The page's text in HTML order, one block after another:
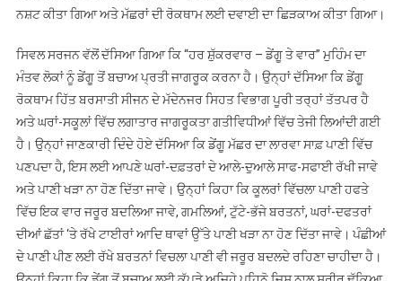
ਨਸ਼ਟ ਕੀਤਾ ਗਿਆ ਅਤੇ ਮੱਛਰਾਂ ਦੀ ਰੋਕਥਾਮ ਲਈ ਦਵਾਈ ਦਾ ਛਿੜਕਾਅ ਕੀਤਾ ਗਿਆ।
ਸਿਵਲ ਸਰਜਨ ਵੱਲੋਂ ਦੱਸਿਆ ਗਿਆ ਕਿ “ਹਰ ਸ਼ੁੱਕਰਵਾਰ – ਡੇਂਗੂ ਤੇ ਵਾਰ” ਮੁਹਿੰਮ ਦਾ
ਮੰਤਵ ਲੋਕਾਂ ਨੂੰ ਡੇਂਗੂ ਤੋਂ ਬਚਾਅ ਪ੍ਰਤੀ ਜਾਗਰੂਕ ਕਰਨਾ ਹੈ। ਉਨ੍ਹਾਂ ਦੱਸਿਆ ਕਿ ਡੇਂਗੂ
ਰੋਕਥਾਮ ਹਿੱਤ ਬਰਸਾਤੀ ਸੀਜਨ ਦੇ ਮੱਦੇਨਜਰ ਸਿਹਤ ਵਿਭਾਗ ਪੂਰੀ ਤਰ੍ਹਾਂ ਤੱਤਪਰ ਹੈ
ਅਤੇ ਘਰਾਂ-ਸਕੂਲਾਂ ਵਿੱਚ ਲਗਾਤਾਰ ਜਾਗਰੂਕਤਾ ਗਤੀਵਿਧੀਆਂ ਵਿੱਚ ਤੇਜੀ ਲਿਆਂਦੀ ਗਈ
ਹੈ। ਉਨ੍ਹਾਂ ਜਾਣਕਾਰੀ ਦਿੰਦੇ ਹੋਏ ਦੱਸਿਆ ਕਿ ਡੇਂਗੂ ਮੱਛਰ ਦਾ ਲਾਰਵਾ ਸਾਫ਼ ਪਾਣੀ ਵਿੱਚ
ਪਣਪਦਾ ਹੈ, ਇਸ ਲਈ ਆਪਣੇ ਘਰਾਂ-ਦਫ਼ਤਰਾਂ ਦੇ ਆਲੇ-ਦੁਆਲੇ ਸਾਫ-ਸਫਾਈ ਰੱਖੀ ਜਾਵੇ
ਅਤੇ ਪਾਣੀ ਖੜਾ ਨਾ ਹੋਣ ਦਿੱਤਾ ਜਾਵੇ। ਉਨ੍ਹਾਂ ਕਿਹਾ ਕਿ ਕੂਲਰਾਂ ਵਿੱਚਲਾ ਪਾਣੀ ਹਫਤੇ
ਵਿੱਚ ਇਕ ਵਾਰ ਜਰੂਰ ਬਦਲਿਆ ਜਾਵੇ, ਗਮਲਿਆਂ, ਟੁੱਟੇ-ਭੱਜੇ ਬਰਤਨਾਂ, ਘਰਾਂ-ਦਫਤਰਾਂ
ਦੀਆਂ ਛੱਤਾਂ ‘ਤੇ ਰੱਖੇ ਟਾਈਰਾਂ ਆਦਿ ਥਾਵਾਂ ਉੱਤੇ ਪਾਣੀ ਖੜਾ ਨਾ ਹੋਣ ਦਿੱਤਾ ਜਾਵੇ। ਪੰਛੀਆਂ
ਦੇ ਪਾਣੀ ਪੀਣ ਲਈ ਰੱਖੇ ਬਰਤਨਾਂ ਵਿਚਲਾ ਪਾਣੀ ਵੀ ਜਰੂਰ ਬਦਲਦੇ ਰਹਿਣਾ ਚਾਹੀਦਾ ਹੈ।